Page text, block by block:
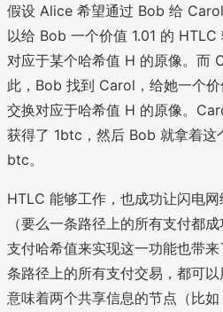
假设 Alice 希望通过 Bob 给
以给 Bob 一个价值 1.01 的
对应于某个哈希值 H 的原像。而
此，Bob 找到 Carol，给她一个
交换对应于哈希值 H 的原像。
获得了 1btc，然后 Bob 就拿着这
btc。
HTLC 能够工作，也成功让闪电
（要么一条路径上的所有支付都
支付哈希值来实现这一功能也带
条路径上的所有支付交易，都可
意味着两个共享信息的节点（比